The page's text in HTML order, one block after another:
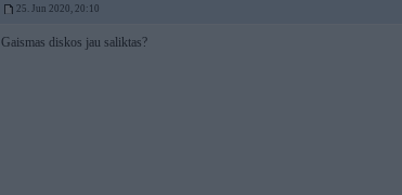
25. Jun 2020, 20:10
Gaismas diskos jau saliktas?